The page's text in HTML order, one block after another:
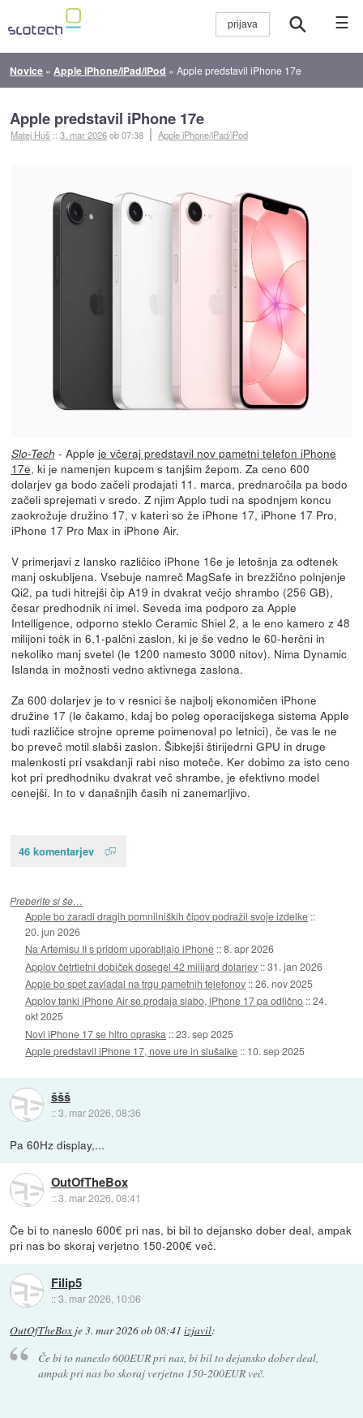
☰
Novice » Apple iPhone/iPad/iPod »Apple predstavil iPhone 17e
Apple predstavil iPhone 17e
Matej Huš ::3. mar 2026ob 07:38 Apple iPhone/iPad/iPod
Slo-Tech - Apple je včeraj predstavil nov pametni telefon iPhone
17e, ki je namenjen kupcem s tanjšim žepom. Za ceno 600
dolarjev ga bodo začeli prodajati 11. marca, prednaročila pa bodo
začeli sprejemati v sredo. Z njim Applo tudi na spodnjem koncu
zaokrožuje družino 17, v kateri so že iPhone 17, iPhone 17 Pro,
iPhone 17 Pro Max in iPhone Air.
V primerjavi z lansko različico iPhone 16e je letošnja za odtenek
manj oskubljena. Vsebuje namreč MagSafe in brezžično polnjenje
Qi2, pa tudi hitrejši čip A19 in dvakrat večjo shrambo (256 GB),
česar predhodnik ni imel. Seveda ima podporo za Apple
Intelligence, odporno steklo Ceramic Shiel 2, a le eno kamero z 48
milijoni točk in 6,1-palčni zaslon, ki je še vedno le 60-herčni in
nekoliko manj svetel (le 1200 namesto 3000 nitov). Nima Dynamic
Islanda in možnosti vedno aktivnega zaslona.
Za 600 dolarjev je to v resnici še najbolj ekonomičen iPhone
družine 17 (le čakamo, kdaj bo poleg operacijskega sistema Apple
tudi različice strojne opreme poimenoval po letnici), če vas le ne
bo preveč motil slabši zaslon. Šibkejši štirijedrni GPU in druge
malenkosti pri vsakdanji rabi niso moteče. Ker dobimo za isto ceno
kot pri predhodniku dvakrat več shrambe, je efektivno model
cenejši. In to v današnjih časih ni zanemarljivo.
46 komentarjev
Preberite si še…
Apple bo zaradi dragih pomnilniških čipov podražil svoje izdelke ::
20. jun 2026
Na Artemisu II s pridom uporabljajo iPhone ::8. apr 2026
Applov četrtletni dobiček dosegel 42 milijard dolarjev ::31. jan 2026
Apple bo spet zavladal na trgu pametnih telefonov ::26. nov 2025
Applov tanki iPhone Air se prodaja slabo, iPhone 17 pa odlično ::24.
okt 2025
Novi iPhone 17 se hitro opraska ::23. sep 2025
Apple predstavil iPhone 17, nove ure in slušalke :: 10. sep 2025
ššš
::3. mar 2026, 08:36
Pa 60Hz display,...
OutOfTheBox
::3. mar 2026, 08:41
Če bi to naneslo 600€ pri nas, bi bil to dejansko dober deal, ampak
pri nas bo skoraj verjetno 150-200€ več.
Filip5
::3. mar 2026, 10:06
OutOfTheBox je3. mar 2026 ob 08:41 izjavil:
Če bi to naneslo 600EUR pri nas, bi bil to dejansko dober deal,
ampak pri nas bo skoraj verjetno 150-200EUR več.